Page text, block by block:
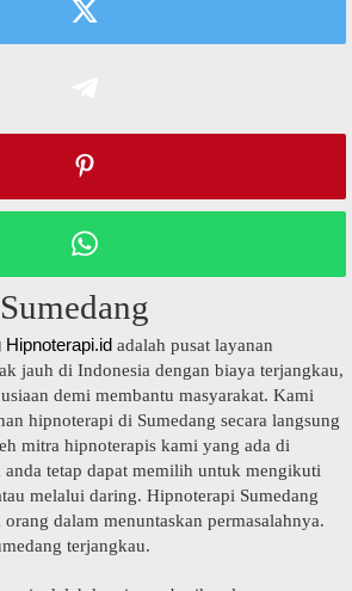
Hipnoterapi.id adalah pusat layanan
jauh di Indonesia dengan biaya terjangkau,
demi membantu masyarakat. Kami
hipnoterapi di Sumedang secara langsung
mitra hipnoterapis kami yang ada di
anda tetap dapat memilih untuk mengikuti
melalui daring. Hipnoterapi Sumedang
dalam menuntaskan permasalahnya.
terjangkau.